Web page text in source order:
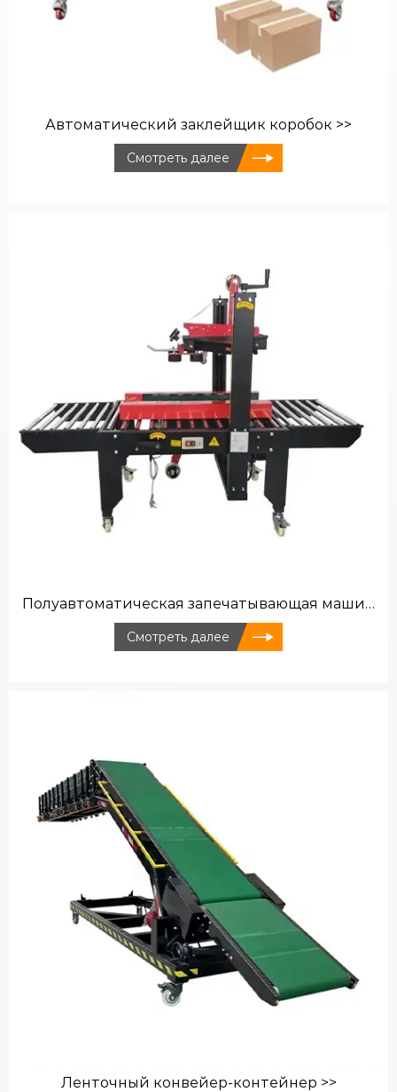
Автоматический заклейщик коробок >>
Смотреть далее
Полуавтоматическая запечатывающая машина >>
Смотреть далее
Ленточный конвейер-контейнер >>